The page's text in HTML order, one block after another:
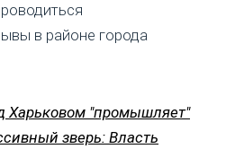
в районе города
Харьковом "промышляет"
зверь: Власть